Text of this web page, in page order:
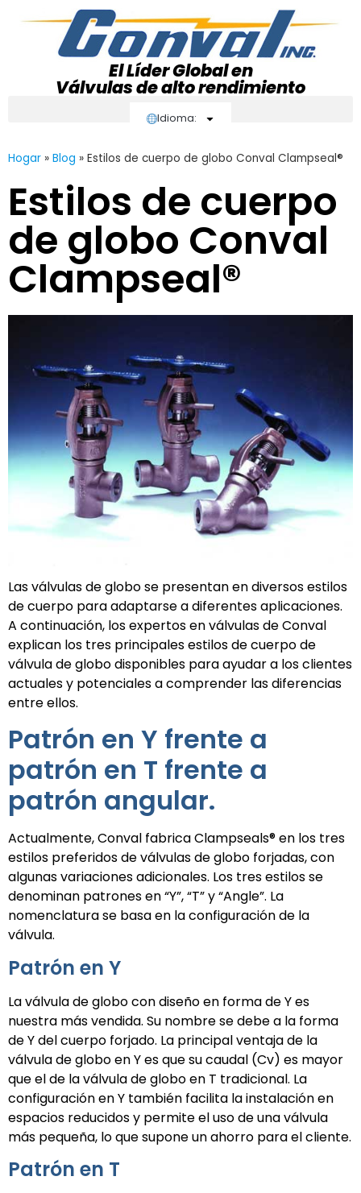
El Líder Global en
Válvulas de alto rendimiento
Idioma:
Hogar » Blog » Estilos de cuerpo de globo Conval Clampseal®
Estilos de cuerpo
de globo Conval
Clampseal®
Las válvulas de globo se presentan en diversos estilos
de cuerpo para adaptarse a diferentes aplicaciones.
A continuación, los expertos en válvulas de Conval
explican los tres principales estilos de cuerpo de
válvula de globo disponibles para ayudar a los clientes
actuales y potenciales a comprender las diferencias
entre ellos.
Patrón en Y frente a
patrón en T frente a
patrón angular.
Actualmente, Conval fabrica Clampseals® en los tres
estilos preferidos de válvulas de globo forjadas, con
algunas variaciones adicionales. Los tres estilos se
denominan patrones en “Y”, “T” y “Angle”. La
nomenclatura se basa en la configuración de la
válvula.
Patrón en Y
La válvula de globo con diseño en forma de Y es
nuestra más vendida. Su nombre se debe a la forma
de Y del cuerpo forjado. La principal ventaja de la
válvula de globo en Y es que su caudal (Cv) es mayor
que el de la válvula de globo en T tradicional. La
configuración en Y también facilita la instalación en
espacios reducidos y permite el uso de una válvula
más pequeña, lo que supone un ahorro para el cliente.
Patrón en T